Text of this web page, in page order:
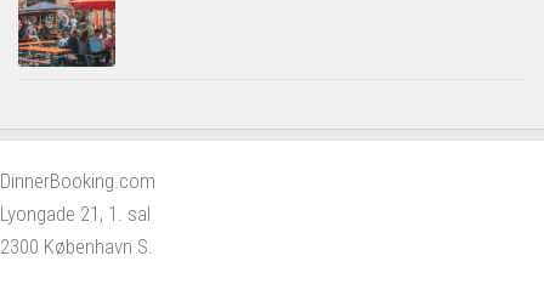
DinnerBooking.com
Lyongade 21, 1. sal
2300 København S.